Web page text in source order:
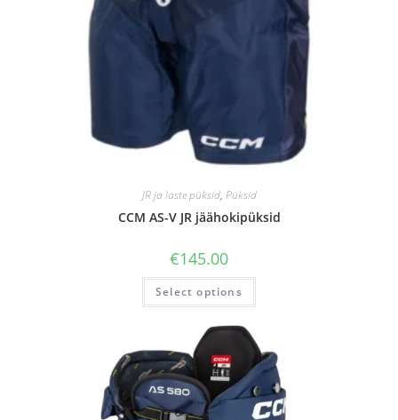
JR ja laste püksid, Püksid
CCM AS-V JR jäähokipüksid
€145.00
Select options